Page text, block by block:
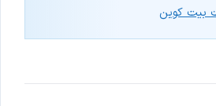
بیت کوین